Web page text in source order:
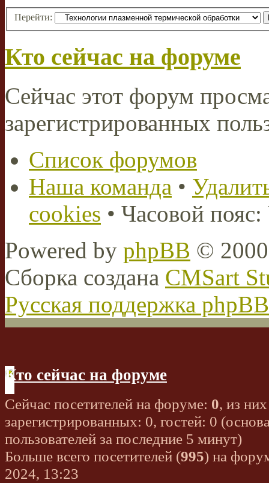
Перейти:
Кто сейчас на форуме
Сейчас этот форум
зарегистрированных
Список форумов
Наша команда •
cookies • Часовой
Powered by phpBB ©
Сборка создана CMSart
Русская поддержка phpBB
Кто сейчас на форуме
Сейчас посетителей на форуме: 0, из них
зарегистрированных: 0, гостей: 0
пользователей за последние 5 минут)
Больше всего посетителей (995) на
2024, 13:23